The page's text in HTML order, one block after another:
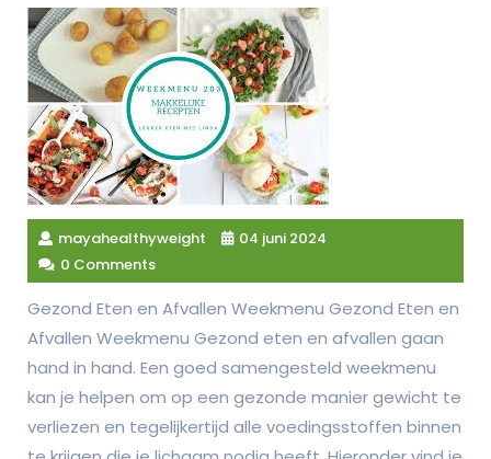
mayahealthyweight
04 juni 2024
0 Comments
Gezond Eten en Afvallen Weekmenu Gezond Eten en
Afvallen Weekmenu Gezond eten en afvallen gaan
hand in hand. Een goed samengesteld weekmenu
kan je helpen om op een gezonde manier gewicht te
verliezen en tegelijkertijd alle voedingsstoffen binnen